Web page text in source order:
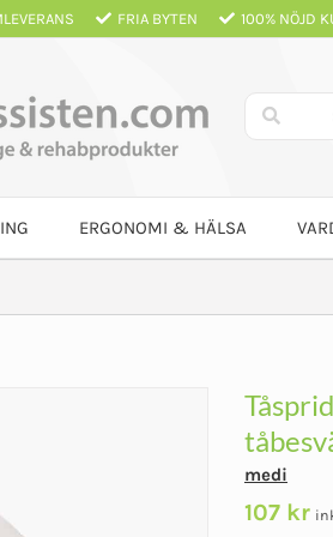
FRIA BYTEN 100% NÖJD
ERGONOMI & HÄLSA
medi
107 kr